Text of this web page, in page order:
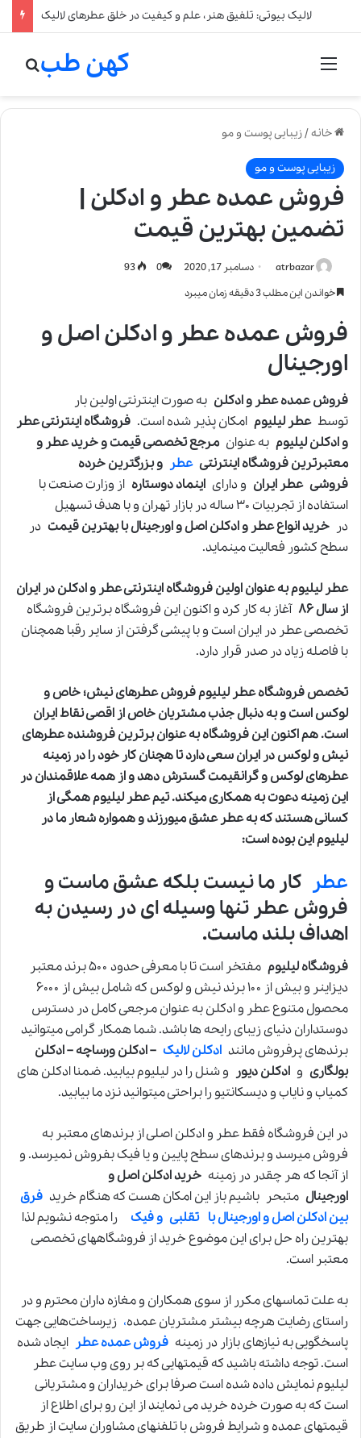
لالیک بیوتی: تلفیق هنر، علم و کیفیت در خلق عطرهای لالیک
منو کهن طب
خانه/زیبایی پوست و مو
زیبایی پوست و مو
فروش عمده عطر و ادکلن |
تضمین بهترین قیمت
atrbazar دسامبر 17, 2020 0
خواندن این مطلب 3 دقیقه زمان میبرد
فروش عمده عطر و ادکلن اصل و
اورجینال
فروش عمده عطر و ادکلن به صورت اینترنتی اولین بار
توسطعطر لیلیوم امکان پذیر شده است. فروشگاه اینترنتی عطر
و ادکلن لیلیوم به عنوانمرجع تخصصی قیمت و خرید عطر و
معتبرترین فروشگاه اینترنتیعطر و بزرگترین خرده
فروشی عطر ایران و دارای اینماد دوستاره از وزارت صنعت با
استفاده از تجربیات ۳۰ ساله در بازار تهران و با هدف تسهیل
در خرید انواع عطر و ادکلن اصل و اورجینال با بهترین قیمت در
سطح کشور فعالیت مینماید.
عطر لیلیوم به عنوان اولین فروشگاه اینترنتی عطر و ادکلن در ایران
از سال ۸۶
آغاز به کار کرد و اکنون این فروشگاه برترین فروشگاه
تخصصی عطر در ایران است و با پیشی گرفتن از سایر رقبا همچنان
با فاصله زیاد در صدر قرار دارد.
تخصص فروشگاه عطر لیلیوم فروش عطرهای نیش؛ خاص و
لوکس است و به دنبال جذب مشتریان خاص از اقصی نقاط ایران
است. هم اکنون این فروشگاه به عنوان برترین فروشنده عطرهای
نیش و لوکس در ایران سعی دارد تا هچنان کار خود را در زمینه
عطرهای لوکس و گرانقیمت گسترش دهد و از همه علاقمندان در
این زمینه دعوت به همکاری میکند. تیم عطر لیلیوم همگی از
کسانی هستند که به عطر عشق میورزند و همواره شعار ما در
لیلیوم این بوده است:
عطر کار ما نیست بلکه عشق ماست و
فروش عطر تنها وسیله ای در رسیدن به
اهداف بلند ماست.
فروشگاه لیلیوم
مفتخر است تا با معرفی حدود ۵۰۰ برند معتبر
دیزاینر و بیش از ۱۰۰ برند نیش و لوکس که شامل بیش از ۶۰۰۰
محصول متنوع عطر و ادکلن به عنوان مرجعی کامل در دسترس
دوستداران دنیای زیبای رایحه ها باشد. شما همکار گرامی میتوانید
برندهای پرفروش مانند ادکلن لالیک – ادکلن ورساچه – ادکلن
بولگاری و ادکلن دیور و شنل را در لیلیوم بیابید. ضمنا ادکلن های
کمیاب و نایاب و دیسکانتیو را براحتی میتوانید نزد ما بیابید.
در این فروشگاه فقط عطر و ادکلن اصلی از برندهای معتبر به
فروش میرسد و برندهای سطح پایین و یا فیک بفروش نمیرسد. و
از آنجا که هر چقدر در زمینه خرید ادکلن اصل و
اورجینال متبحر باشیم باز این امکان هست که هنگام خرید فرق
بین ادکلن اصل و اورجینال با تقلبی و فیک
را متوجه نشویم لذا
بهترین راه حل برای این موضوع خرید از فروشگاههای تخصصی
معتبر است.
به علت تماسهای مکرر از سوی همکاران و مغازه داران محترم و در
راستای رضایت هرچه‌ بیشتر مشتریان عمده، زیرساخت‌هایی جهت
پاسخگویی به نیازهای بازار در زمینه فروش عمده عطر ایجاد شده
است. توجه داشته باشید که قیمتهایی که بر روی وب سایت عطر
لیلیوم نمایش داده شده است صرفا برای خریداران و مشتریانی
است که به صورت خرده خرید می نمایند از این رو برای اطلاع از
قیمتهای عمده و شرایط فروش با تلفنهای مشاوران سایت از طریق